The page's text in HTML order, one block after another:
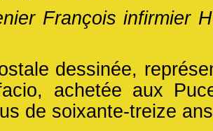
François infirmier
dessinée,
achetée aux
de soixante-treize